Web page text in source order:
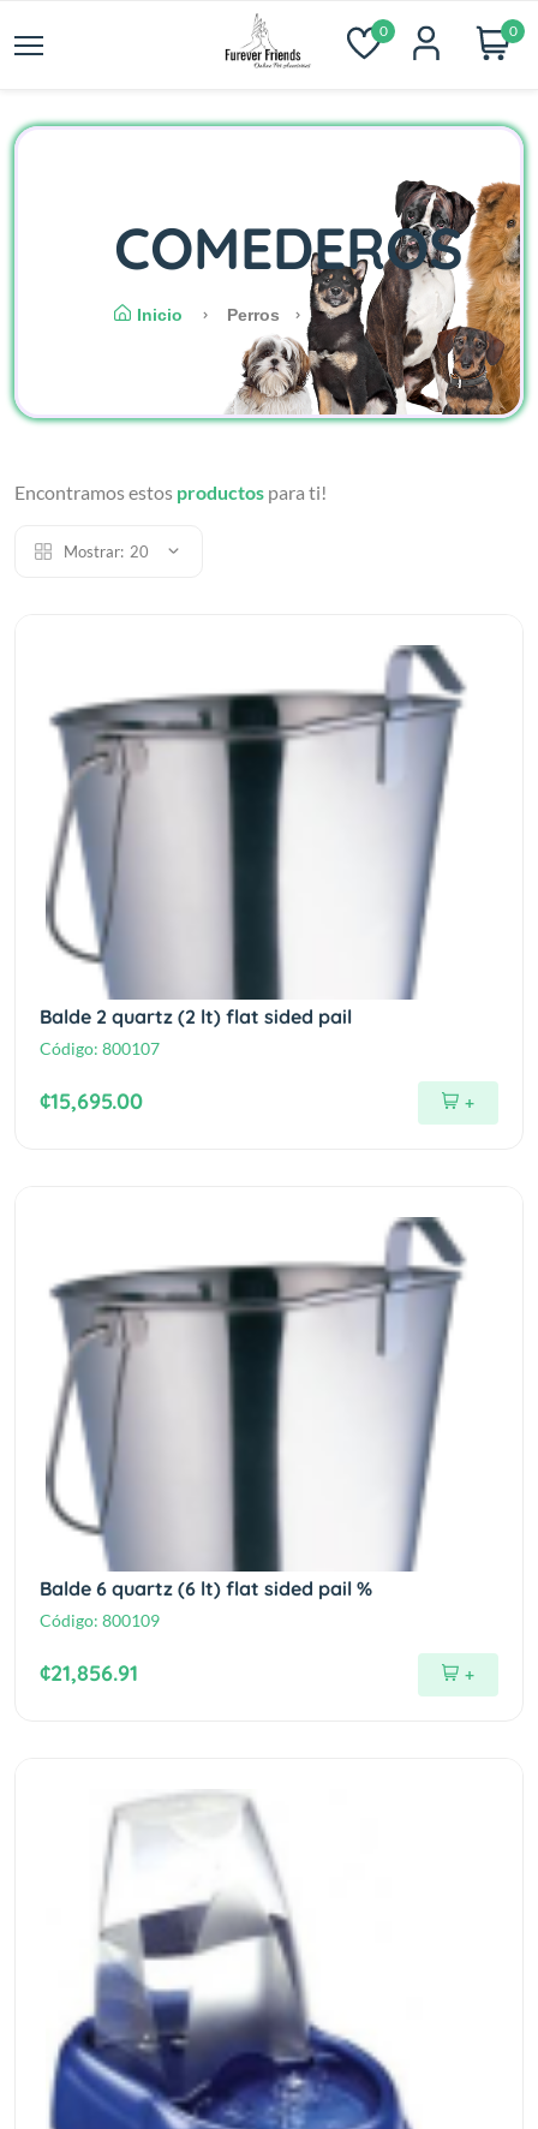
0 0
COMEDEROS
Inicio Perros
Encontramos estos productos para ti!
Mostrar: 20
Balde 2 quartz (2 lt) flat sided pail
Código: 800107
¢15,695.00 +
Balde 6 quartz (6 lt) flat sided pail %
Código: 800109
¢21,856.91 +